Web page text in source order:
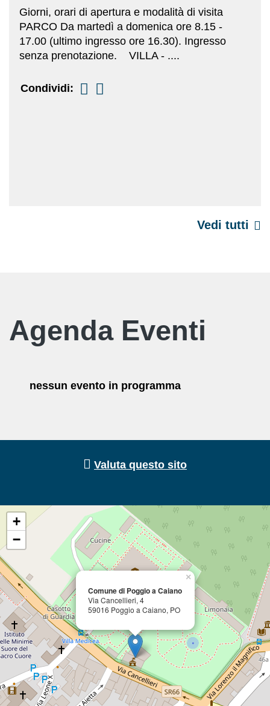
Giorni, orari di apertura e modalità di visita
PARCO Da martedì a domenica ore 8.15 -
17.00 (ultimo ingresso ore 16.30). Ingresso
senza prenotazione. VILLA - ....
Condividi:
Vedi tutti
Agenda Eventi
nessun evento in programma
Valuta questo sito
Comune di Poggio a Caiano
Via Cancellieri, 4
59016 Poggio a Caiano, PO
×
+
−